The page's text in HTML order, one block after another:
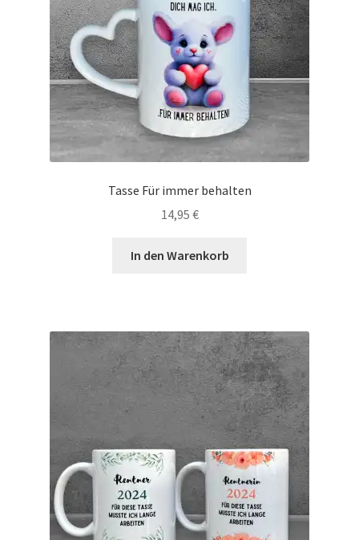
Unternehmen / Referenzen
Tasse Für immer behalten
14,95 €
In den Warenkorb